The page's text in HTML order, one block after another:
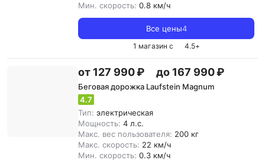
Мин. скорость: 0.8 км/ч
Все цены4
1 магазин с 4.5+
от 127 990 ₽ до 167 990 ₽
Беговая дорожка Laufstein Magnum
4.7
Тип: электрическая
Мощность: 4 л.с.
Макс. вес пользователя: 200 кг
Макс. скорость: 22 км/ч
Мин. скорость: 0.3 км/ч